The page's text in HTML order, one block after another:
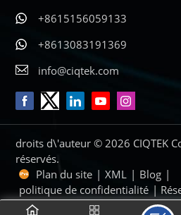
+8615156059133
+8613083191369
info@ciqtek.com
droits d\'auteur © 2026 CIQTEK
réservés.
Plan du site | XML | Blog |
politique de confidentialité |